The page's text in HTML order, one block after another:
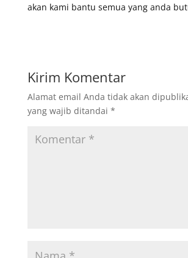
akan kami bantu semua yang anda
Kirim Komentar
Alamat email Anda tidak akan
yang wajib ditandai *